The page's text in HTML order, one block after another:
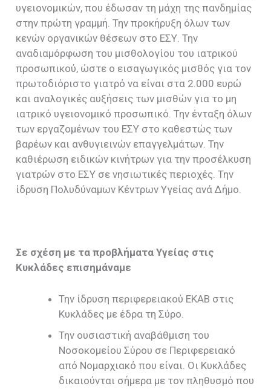
υγειονομικών, που έδωσαν τη μάχη της πανδημίας
στην πρώτη γραμμή. Την προκήρυξη όλων των
κενών οργανικών θέσεων στο ΕΣΥ. Την
αναδιαμόρφωση του μισθολογίου του ιατρικού
προσωπικού, ώστε ο εισαγωγικός μισθός για τον
πρωτοδιόριστο γιατρό να είναι στα 2.000 ευρώ
και αναλογικές αυξήσεις των μισθών για το μη
ιατρικό υγειονομικό προσωπικό. Την ένταξη όλων
των εργαζομένων του ΕΣΥ στο καθεστώς των
βαρέων και ανθυγιεινών επαγγελμάτων. Την
καθιέρωση ειδικών κινήτρων για την προσέλκυση
γιατρών στο ΕΣΥ σε νησιωτικές περιοχές. Την
ίδρυση Πολυδύναμων Κέντρων Υγείας ανά Δήμο.
Σε σχέση με τα προβλήματα Υγείας στις
Κυκλάδες επισημάναμε
Την ίδρυση περιφερειακού ΕΚΑΒ στις
Κυκλάδες με έδρα τη Σύρο.
Την ουσιαστική αναβάθμιση του
Νοσοκομείου Σύρου σε Περιφερειακό
από Νομαρχιακό που είναι. Οι Κυκλάδες
δικαιούνται σήμερα με τον πληθυσμό που